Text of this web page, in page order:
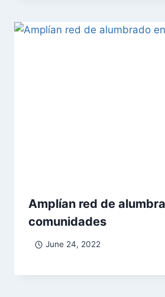
Amplían red de
comunidades
June 24, 2022